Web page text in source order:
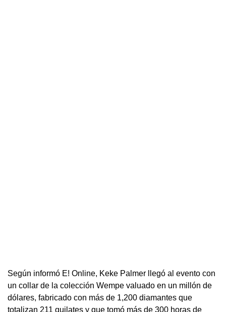
Según informó E! Online, Keke Palmer llegó al evento con
un collar de la colección Wempe valuado en un millón de
dólares, fabricado con más de 1,200 diamantes que
totalizan 211 quilates y que tomó más de 300 horas de